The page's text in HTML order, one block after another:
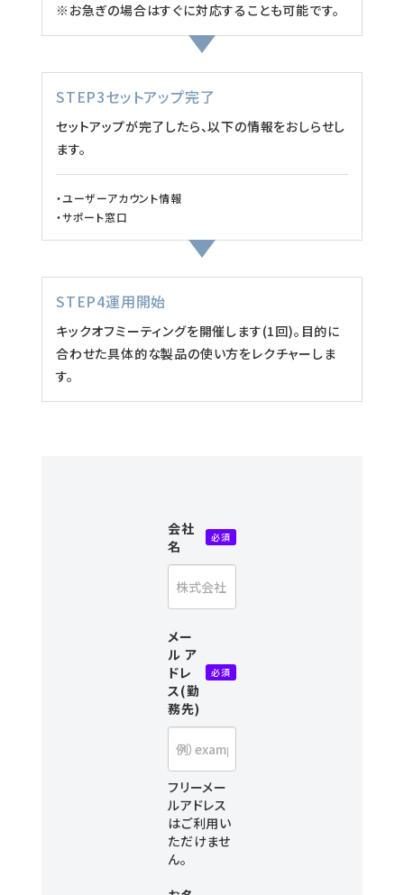
※お急ぎの場合はすぐに対応することも可能です。
STEP3セットアップ完了
セットアップが完了したら、以下の情報をおしらせし
ます。
・ユーザーアカウント情報
・サポート窓口
STEP4運用開始
キックオフミーティングを開催します(1回)。目的に
合わせた具体的な製品の使い方をレクチャーしま
す。